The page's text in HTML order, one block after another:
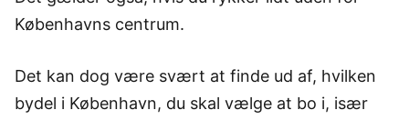
Københavns centrum.
Det kan dog være svært at finde ud af, hvilken
bydel i København, du skal vælge at bo i, især